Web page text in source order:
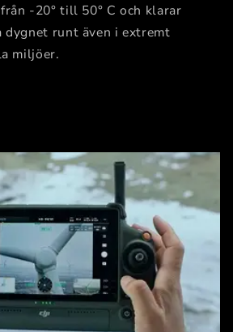
-20° till 50° C och klarar
dygnet runt även i extremt
miljöer.